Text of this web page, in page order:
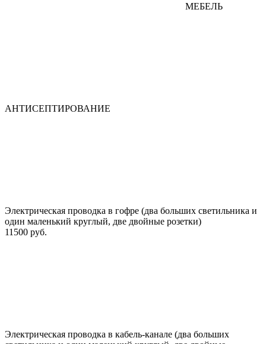
МЕБЕЛЬ
АНТИСЕПТИРОВАНИЕ
Электрическая проводка в гофре (два больших светильника и
один маленький круглый, две двойные розетки)
11500 руб.
Электрическая проводка в кабель-канале (два больших